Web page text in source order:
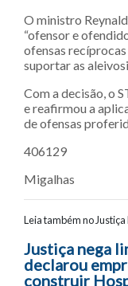
O ministro
“ofensor e
ofensas
suportar as
Com a decisão, o
e reafirmou a
de ofensas
406129
Migalhas
Leia também no
Justiça nega
declarou
construir